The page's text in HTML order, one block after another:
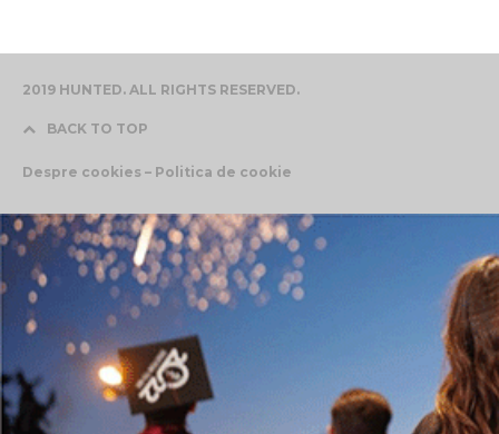
2019 HUNTED. ALL RIGHTS RESERVED.
BACK TO TOP
Despre cookies – Politica de cookie